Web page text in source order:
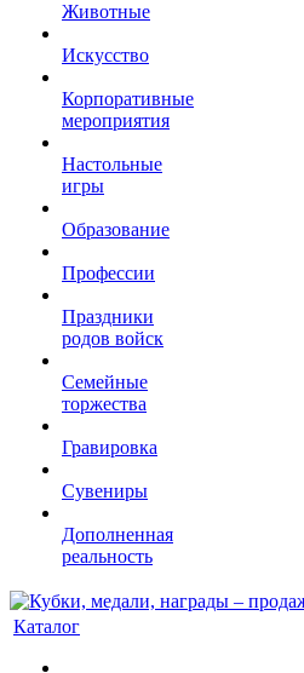
Животные
Искусство
Корпоративные
мероприятия
Настольные
игры
Образование
Профессии
Праздники
родов войск
Семейные
торжества
Гравировка
Сувениры
Дополненная
реальность
Каталог